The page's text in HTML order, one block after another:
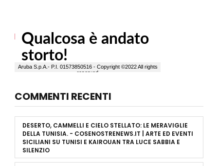
COMMENTI RECENTI
DESERTO, CAMMELLI E CIELO STELLATO: LE MERAVIGLIE
DELLA TUNISIA. - COSENOSTRENEWS.IT | ARTE ED EVENTI
SICILIANI SU TUNISI E KAIROUAN TRA LUCE SABBIA E
SILENZIO